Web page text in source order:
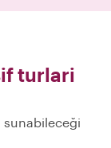
turlari
sunabileceği